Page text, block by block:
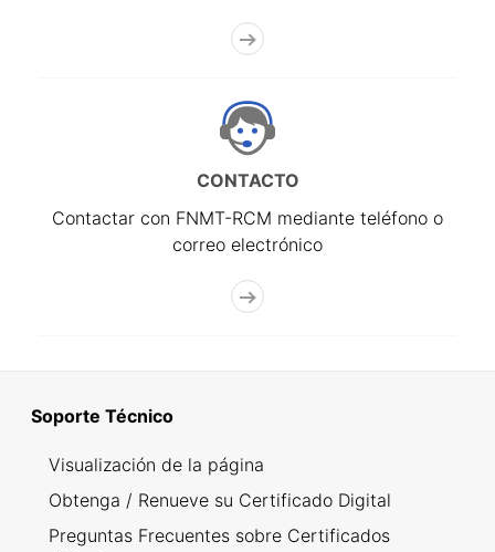
CONTACTO
Contactar con FNMT-RCM mediante teléfono o
correo electrónico
Soporte Técnico
Visualización de la página
Obtenga / Renueve su Certificado Digital
Preguntas Frecuentes sobre Certificados